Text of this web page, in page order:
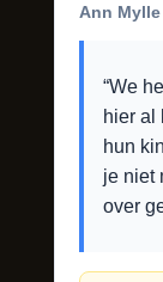
Ann Mylle
“We
hier al
hun
je niet
over